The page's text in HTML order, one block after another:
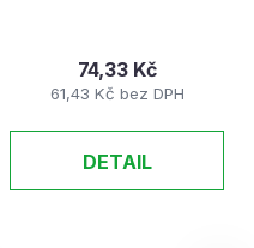
61,43 Kč bez DPH
74,33 Kč
DETAIL